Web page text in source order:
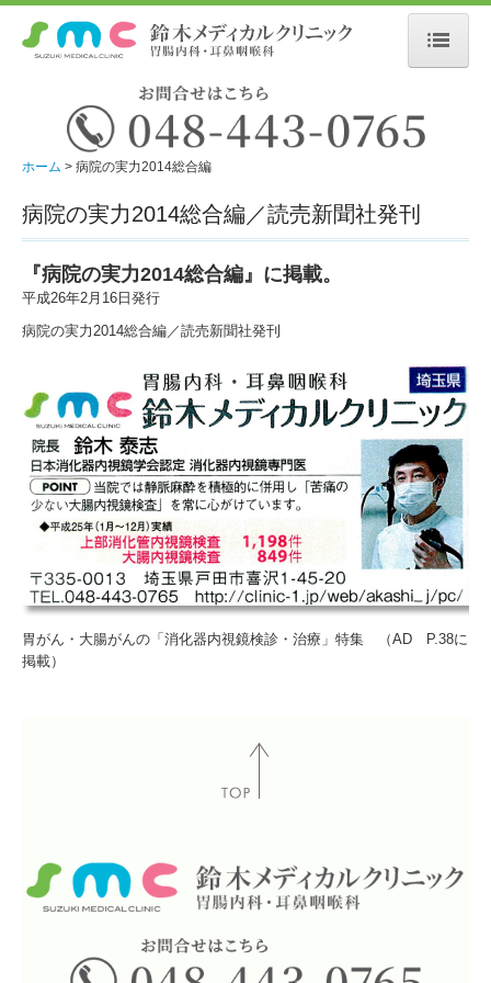
初診の方へ
医師の紹介
掲載書籍
胃腸内科について
耳鼻咽喉科について
お知らせ
施設・設備紹介
ホーム 病院の実力2014総合編
病院の実力2014総合編／読売新聞社発刊
『病院の実力2014総合編』に掲載。
平成26年2月16日発行
病院の実力2014総合編／読売新聞社発刊
胃がん・大腸がんの「消化器内視鏡検診・治療」特集 （AD P.38に
掲載）